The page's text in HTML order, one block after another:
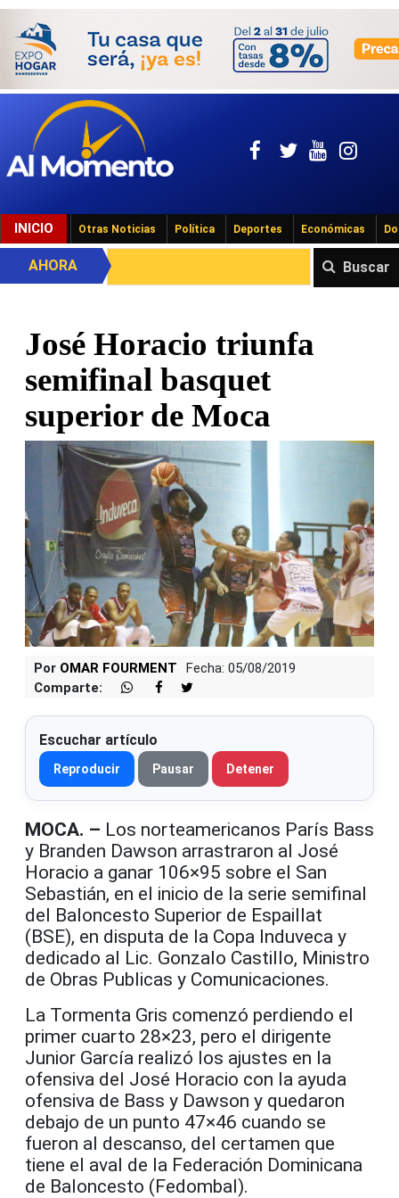
INICIO Otras Noticias Política Deportes Económicas
Buscar
AHORA
José Horacio triunfa
semifinal basquet
superior de Moca
Por OMAR FOURMENT
Fecha: 05/08/2019
Comparte:
Escuchar artículo
Reproducir Pausar Detener
MOCA. – Los norteamericanos París Bass
y Branden Dawson arrastraron al José
Horacio a ganar 106×95 sobre el San
Sebastián, en el inicio de la serie semifinal
del Baloncesto Superior de Espaillat
(BSE), en disputa de la Copa Induveca y
dedicado al Lic. Gonzalo Castillo, Ministro
de Obras Publicas y Comunicaciones.
La Tormenta Gris comenzó perdiendo el
primer cuarto 28×23, pero el dirigente
Junior García realizó los ajustes en la
ofensiva del José Horacio con la ayuda
ofensiva de Bass y Dawson y quedaron
debajo de un punto 47×46 cuando se
fueron al descanso, del certamen que
tiene el aval de la Federación Dominicana
de Baloncesto (Fedombal).